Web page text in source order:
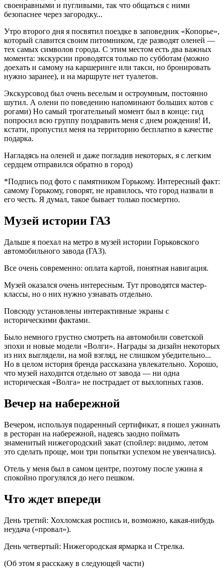
своенравными и пугливыми, так что общаться с ними
безопаснее через загородку...
Утро второго дня я посвятил поездке в заповедник «Копорье»,
который славится своим питомником, где разводят оленей —
тех самых символов города. С этим местом есть два важных
момента: экскурсии проводятся только по субботам (можно
доехать и самому на каршеринге или такси, но бронировать
нужно заранее), и на маршруте нет туалетов.
Экскурсовод был очень веселым и остроумным, постоянно
шутил. А олени по поведению напоминают больших котов с
рогами) Но самый трогательный момент был в конце: гид
попросил всю группу поздравить меня с днем рождения! И,
кстати, пропустил меня на территорию бесплатно в качестве
подарка.
Нагладясь на оленей и даже погладив некоторых, я с легким
сердцем отправился обратно в город)
*Подпись под фото с памятником Горькому. Интересный факт:
самому Горькому, говорят, не нравилось, что город назвали в
его честь. Я думал, такое бывает только посмертно.
Музей истории ГАЗ
Дальше я поехал на метро в музей истории Горьковского
автомобильного завода (ГАЗ).
Все очень современно: оплата картой, понятная навигация.
Музей оказался очень интересным. Тут проводятся мастер-
классы, но о них нужно узнавать отдельно.
Повсюду установлены интерактивные экраны с
историческими фактами.
Было немного грустно смотреть на автомобили советской
эпохи и новые модели «Волги». Награды за дизайн некоторых
из них выглядели, на мой взгляд, не слишком убедительно...
Но в целом история бренда рассказана увлекательно. Хорошо,
что музей находится отдельно от завода — ни одна
историческая «Волга» не пострадает от выхлопных газов.
Вечер на набережной
Вечером, используя подаренный сертификат, я пошел ужинать
в ресторан на набережной, надеясь заодно поймать
знаменитый нижегородский закат (спойлер: видимо, летом
это сделать проще, мои три попытки успехом не увенчались).
Отель у меня был в самом центре, поэтому после ужина я
спокойно прогулялся до него пешком.
Что ждет впереди
День третий: Хохломская роспись и, возможно, какая-нибудь
неудача («провал»).
День четвертый: Нижегородская ярмарка и Стрелка.
(Об этом я расскажу в следующей части)